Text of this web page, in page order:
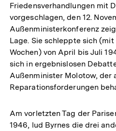
Friedensverhandlungen mit
vorgeschlagen, den 12.
Außenministerkonferenz
Lage. Sie schleppte sich (mit
Wochen) von April bis Juli
sich in ergebnislosen
Außenminister Molotow, der
Reparationsforderungen
Am vorletzten Tag der
1946, lud Byrnes die drei